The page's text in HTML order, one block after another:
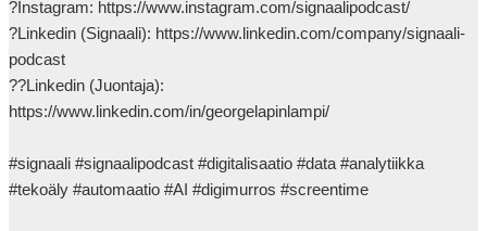
?Instagram: https://www.instagram.com/signaalipodcast/
?Linkedin (Signaali): https://www.linkedin.com/company/signaali-
podcast
??Linkedin (Juontaja):
https://www.linkedin.com/in/georgelapinlampi/
#signaali #signaalipodcast #digitalisaatio #data #analytiikka
#tekoäly #automaatio #AI #digimurros #screentime